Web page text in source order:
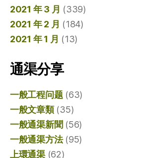
2021 年 3 月 (339)
2021 年 2 月 (184)
2021 年 1 月 (13)
通渠分享
一般工程问题(63)
一般文章類(35)
一般通渠新聞 (56)
一般通渠方法(95)
上環通渠(62)